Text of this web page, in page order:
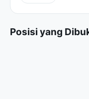
Posisi yang